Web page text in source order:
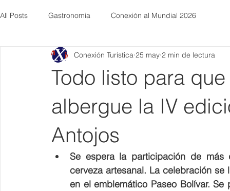
All Posts Gastronomia Conexión al Mundial 2026
Todo listo para
albergue la IV
Antojos
Conexión Turística 25 may 2 min de lectura
Se espera la participación de más
cerveza artesanal. La celebración
en el emblemático Paseo Bolívar.